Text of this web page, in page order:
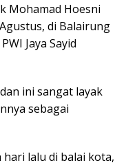
Mohamad Hoesni
di Balairung
Jaya Sayid
ini sangat layak
sebagai
hari lalu di balai kota,